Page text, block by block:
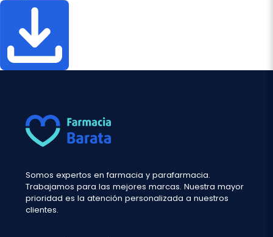
Somos expertos en farmacia y parafarmacia.
Trabajamos para las mejores marcas. Nuestra mayor
prioridad es la atención personalizada a nuestros
clientes.